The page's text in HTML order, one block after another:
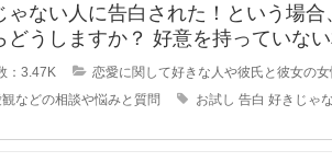
ゃない人に告白された！という場合
すか？ 好意を持っていない相手
告白、結構戸惑ったり
：3.47K
恋愛に関して好きな人や彼氏と彼女の
などの相談や悩みと質問
お試し 告白 好きじゃ